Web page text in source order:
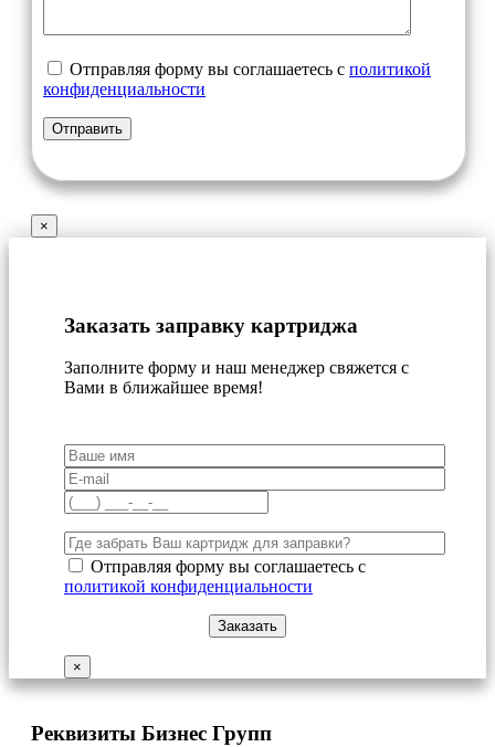
Отправляя форму вы соглашаетесь с политикой
конфиденциальности
×
Заказать заправку картриджа
Заполните форму и наш менеджер свяжется с
Вами в ближайшее время!
Отправляя форму вы соглашаетесь с
политикой конфиденциальности
×
Реквизиты Бизнес Групп